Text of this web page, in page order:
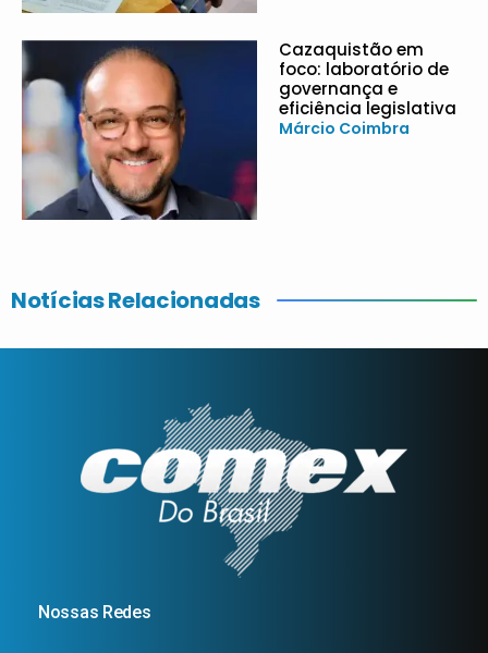
Cazaquistão em
foco: laboratório de
governança e
eficiência legislativa
Márcio Coimbra
Notícias Relacionadas
Nossas Redes